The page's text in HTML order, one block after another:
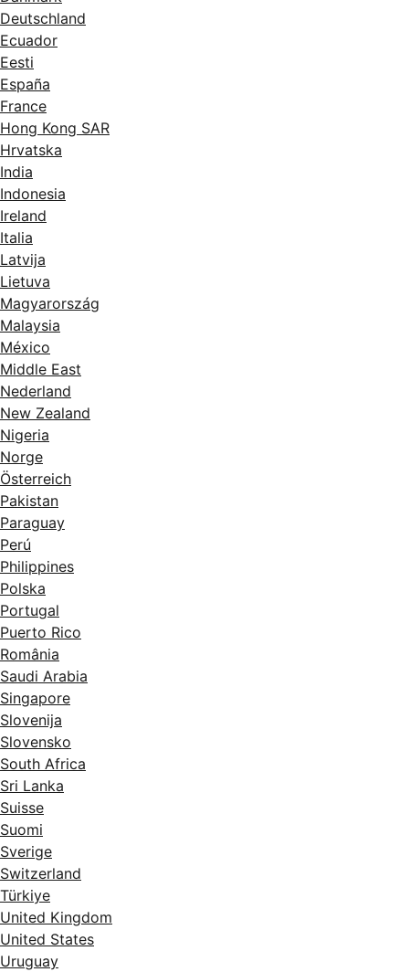
Deutschland
Ecuador
Eesti
España
France
Hong Kong SAR
Hrvatska
India
Indonesia
Ireland
Italia
Latvija
Lietuva
Magyarország
Malaysia
México
Middle East
Nederland
New Zealand
Nigeria
Norge
Österreich
Pakistan
Paraguay
Perú
Philippines
Polska
Portugal
Puerto Rico
România
Saudi Arabia
Singapore
Slovenija
Slovensko
South Africa
Sri Lanka
Suisse
Suomi
Sverige
Switzerland
Türkiye
United Kingdom
United States
Uruguay